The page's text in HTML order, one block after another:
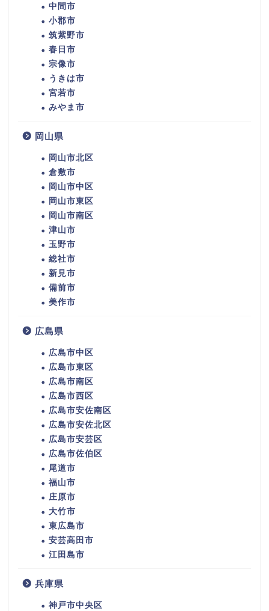
中間市
小郡市
筑紫野市
春日市
宗像市
うきは市
宮若市
みやま市
岡山県
岡山市北区
倉敷市
岡山市中区
岡山市東区
岡山市南区
津山市
玉野市
総社市
新見市
備前市
美作市
広島県
広島市中区
広島市東区
広島市南区
広島市西区
広島市安佐南区
広島市安佐北区
広島市安芸区
広島市佐伯区
尾道市
福山市
庄原市
大竹市
東広島市
安芸高田市
江田島市
兵庫県
神戸市中央区